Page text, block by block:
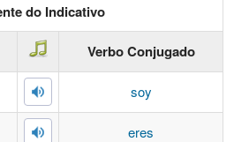
do Indicativo
Verbo Conjugado
soy
eres